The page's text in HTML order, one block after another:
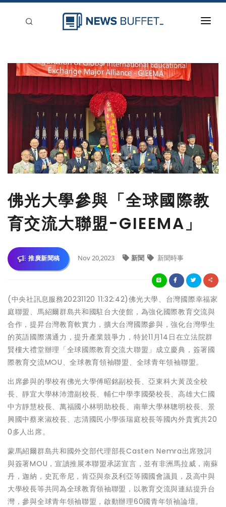
新聞稿分類
佛光大學參與「全球國際教
育交流大聯盟-GIEEMA」
推廣新聞稿 Nov 20,2023 新聞 新聞時事
(中央社訊息服務20231120 11:32:42)佛光大學、台灣國際幸福家
庭聯盟、馬紹爾群島共和國駐台大使館，為強化國際教育交流與
合作，提昇台灣教育軟實力，擴大台灣國際參與，強化台灣學生
的英語國際溝通力，提升產業競爭力，特於11月14日在立法院群
賢樓大禮堂辦理「全球國際教育交流大聯盟」成立慶典，簽署國
際教育交流MOU、全球教育領袖聯盟、全球青年領袖聯盟。
出席參與的學校有佛光大學傅昭銘副校長、亞東科大黃茂全校
長、靜宜大學林沛澧副校長、輔仁中學李國榮校長、高雄大仁國
中方靜慧校長、萬福國小林明助校長、南華大學林聰明校長、景
興國中蔡來淑校長、志清國民小學張瑞庭校長等國內外貴賓共20
0多人出席。
蒙馬紹爾群島共和國外交部代理部長Casten Nemra出席致詞
與簽署MOU，宣讀推展本聯盟承諾宣言，並有非洲馬拉威，南蘇
丹，迦納，史瓦帝尼，肯亞與奈及利亞等國國會議員，及高中與
大學校長等共同為全球教育領袖聯盟，以教育交流與連結提升台
灣，參與全球青年領袖聯盟，啟動辦理60國青年領袖論壇。